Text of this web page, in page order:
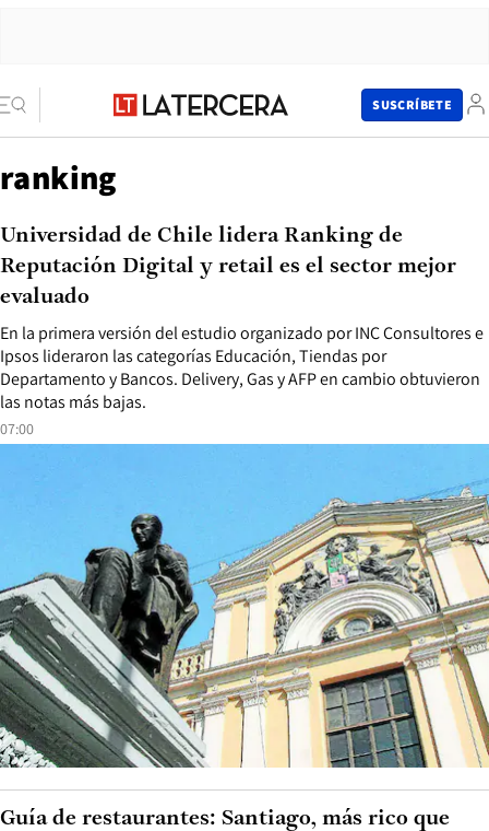
SUSCRÍBETE
ranking
07:00
En la primera versión del estudio organizado por INC Consultores e
Ipsos lideraron las categorías Educación, Tiendas por
Departamento y Bancos. Delivery, Gas y AFP en cambio obtuvieron
las notas más bajas.
Universidad de Chile lidera Ranking de
Reputación Digital y retail es el sector mejor
evaluado
Guía de restaurantes: Santiago, más rico que